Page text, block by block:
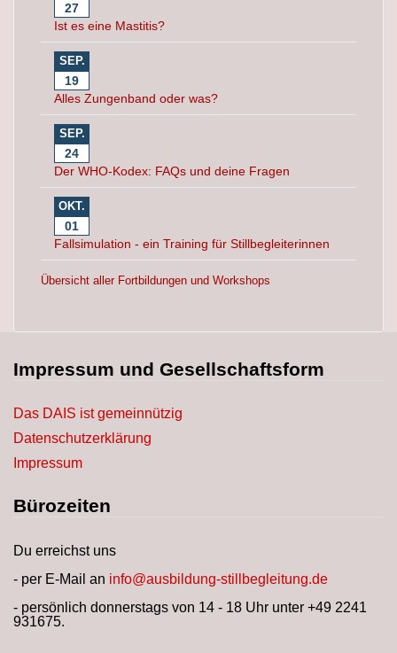
27
Ist es eine Mastitis?
SEP.
19
Alles Zungenband oder was?
SEP.
24
Der WHO-Kodex: FAQs und deine Fragen
OKT.
01
Fallsimulation - ein Training für Stillbegleiterinnen
Übersicht aller Fortbildungen und Workshops
Impressum und Gesellschaftsform
Das DAIS ist gemeinnützig
Datenschutzerklärung
Impressum
Bürozeiten
Du erreichst uns
- per E-Mail an info@ausbildung-stillbegleitung.de
- persönlich donnerstags von 14 - 18 Uhr unter +49 2241
931675.